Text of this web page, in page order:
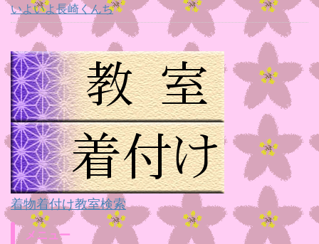
いよいよ長崎くんち
着物着付け教室検索
メニュー